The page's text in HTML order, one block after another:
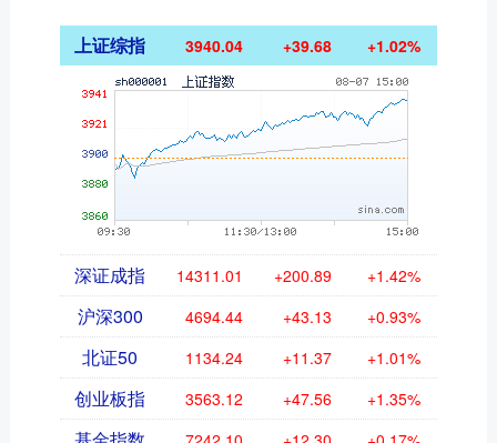
上证综指 3940.04 +39.68 +1.02%
深证成指 14311.01 +200.89 +1.42%
沪深300 4694.44 +43.13 +0.93%
北证50 1134.24 +11.37 +1.01%
创业板指 3563.12 +47.56 +1.35%